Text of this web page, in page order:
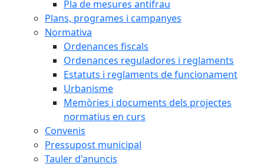
Pla de mesures antifrau
Plans, programes i campanyes
Normativa
Ordenances fiscals
Ordenances reguladores i reglaments
Estatuts i reglaments de funcionament
Urbanisme
Memòries i documents dels projectes
normatius en curs
Convenis
Pressupost municipal
Tauler d'anuncis